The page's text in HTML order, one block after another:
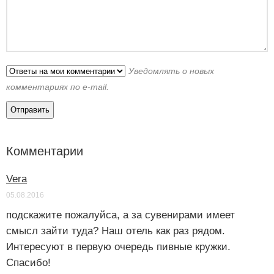
Уведомлять о новых
комментариях по e-mail.
Комментарии
Vera
05.08.2016
подскажите пожалуйса, а за сувенирами имеет
смысл зайти туда? Наш отель как раз рядом.
Интересуют в первую очередь пивные кружки.
Спасибо!